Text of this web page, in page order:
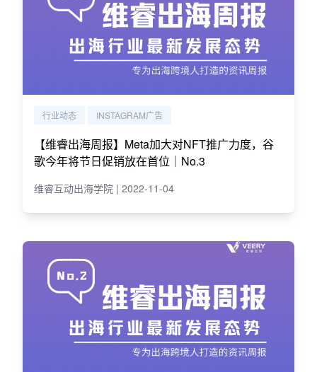
行业动态 INSTAGRAM广告
【维睿出海周报】Meta加大对NFT推广力度，谷
歌今年将节日促销放在首位｜No.3
维睿互动出海学院 | 2022-11-04